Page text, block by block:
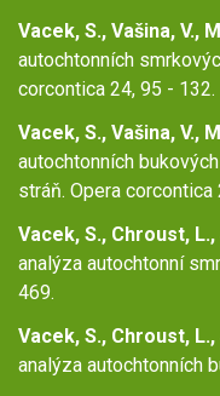
Vacek, S., Vašina, V.,
autochtonních
corcontica 24, 95 - 132.
Vacek, S., Vašina, V.,
autochtonních
stráň. Opera corcontica
Vacek, S., Chroust,
analýza autochtonní
469.
Vacek, S., Chroust,
analýza autochtonních